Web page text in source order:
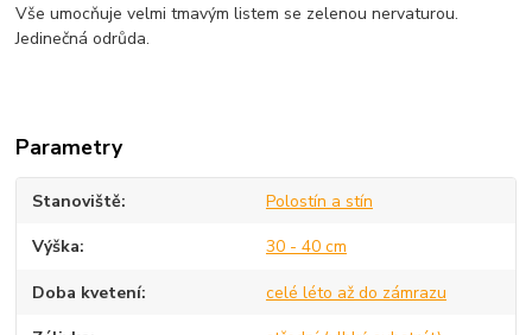
Vše umocňuje velmi tmavým listem se zelenou nervaturou.
Jedinečná odrůda.
Parametry
Stanoviště Polostín a stín
Výška 30 - 40 cm
Doba kvetení celé léto až do zámrazu